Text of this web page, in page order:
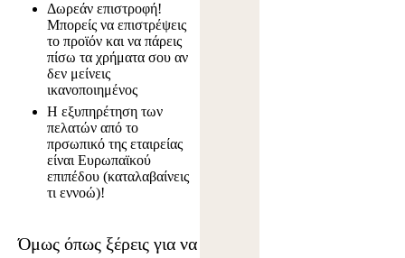
Δωρεάν επιστροφή!
Μπορείς να επιστρέψεις
το προϊόν και να πάρεις
πίσω τα χρήματα σου αν
δεν μείνεις
ικανοποιημένος
Η εξυπηρέτηση των
πελατών από το
πρσωπικό της εταιρείας
είναι Ευρωπαϊκού
επιπέδου (καταλαβαίνεις
τι εννοώ)!
Όμως όπως ξέρεις για να